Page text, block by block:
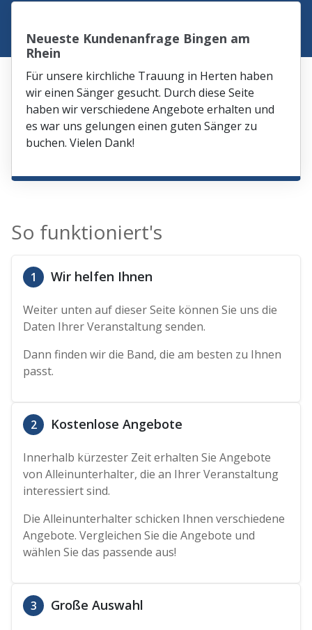
Neueste Kundenanfrage Bingen am
Rhein
Für unsere kirchliche Trauung in Herten haben
wir einen Sänger gesucht. Durch diese Seite
haben wir verschiedene Angebote erhalten und
es war uns gelungen einen guten Sänger zu
buchen. Vielen Dank!
So funktioniert's
1 Wir helfen Ihnen
Weiter unten auf dieser Seite können Sie uns die
Daten Ihrer Veranstaltung senden.
Dann finden wir die Band, die am besten zu Ihnen
passt.
2 Kostenlose Angebote
Innerhalb kürzester Zeit erhalten Sie Angebote
von Alleinunterhalter, die an Ihrer Veranstaltung
interessiert sind.
Die Alleinunterhalter schicken Ihnen verschiedene
Angebote. Vergleichen Sie die Angebote und
wählen Sie das passende aus!
3 Große Auswahl